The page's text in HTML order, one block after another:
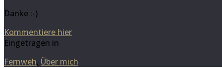
Danke :-)
Kommentiere hier
Eingetragen in
Fernweh, Über mich